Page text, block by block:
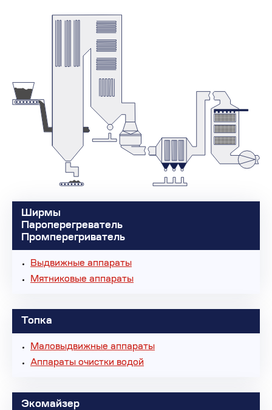
Ширмы
Пароперегреватель
Промперегриватель
Выдвижные аппараты
Мятниковые аппараты
Топка
Маловыдвижные аппараты
Аппараты очистки водой
Экомайзер